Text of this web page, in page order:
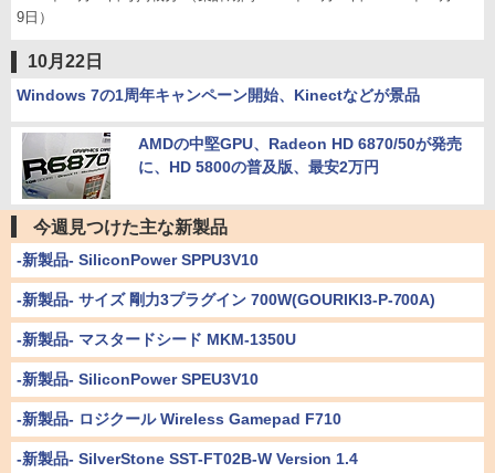
9日）
10月22日
Windows 7の1周年キャンペーン開始、Kinectなどが景品
AMDの中堅GPU、Radeon HD 6870/50が発売
に、HD 5800の普及版、最安2万円
今週見つけた主な新製品
-新製品- SiliconPower SPPU3V10
-新製品- サイズ 剛力3プラグイン 700W(GOURIKI3-P-700A)
-新製品- マスタードシード MKM-1350U
-新製品- SiliconPower SPEU3V10
-新製品- ロジクール Wireless Gamepad F710
-新製品- SilverStone SST-FT02B-W Version 1.4